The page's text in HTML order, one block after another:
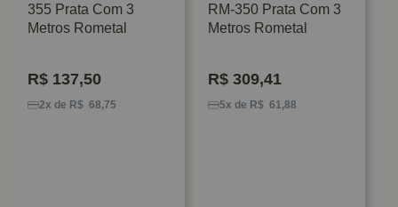
355 Prata Com 3
Metros Rometal
R$ 137,50
2x de R$ 68,75
RM-350 Prata Com 3
Metros Rometal
R$ 309,41
5x de R$ 61,88